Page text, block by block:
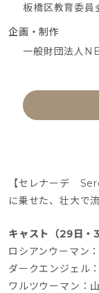
板橋区教育委員
企画・制作
一般財団法人
【セレナーデ　
に乗せた、壮大で
キャスト（29日・
ロシアンウーマン
ダークエンジェル
ワルツウーマン：